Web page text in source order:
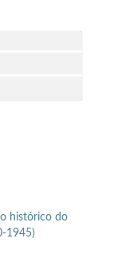
histórico do
1945)